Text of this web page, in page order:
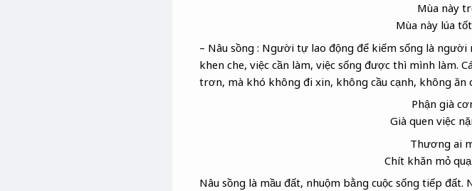
Mùa này
Mùa này lúa
– Nâu sồng : Người tự lao động để kiếm sống là
khen che, việc cần làm, việc sống được thì mình làm.
trơn, mà khó không đi xin, không cầu cạnh, không ăn
Phận già
Già quen việc
Thương ai
Chít khăn mỏ quạ
Nâu sồng là mầu đất, nhuộm bằng cuộc sống tiếp